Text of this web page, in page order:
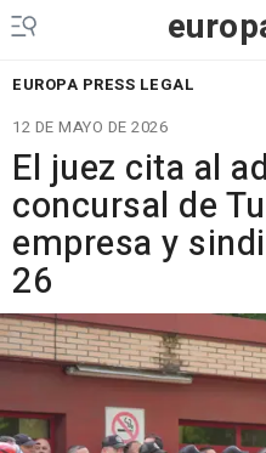
EUROPA PRESS LEGAL
12 DE MAYO DE 2026
El juez cita al
concursal de
empresa y
26